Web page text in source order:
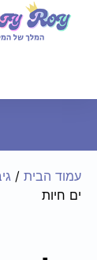
עמוד הבית /
ים חיות